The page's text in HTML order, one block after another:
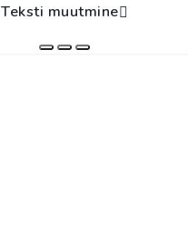
Teksti muutmine